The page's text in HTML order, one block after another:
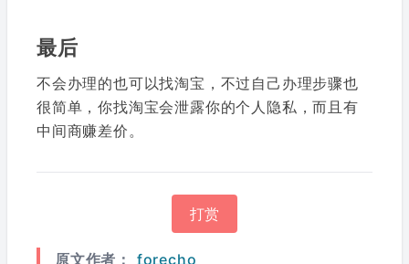
最后
不会办理的也可以找淘宝，不过自己办理步骤也
很简单，你找淘宝会泄露你的个人隐私，而且有
中间商赚差价。
打赏
原文作者：
forecho